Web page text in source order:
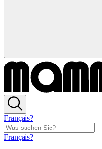
Français?
Français?